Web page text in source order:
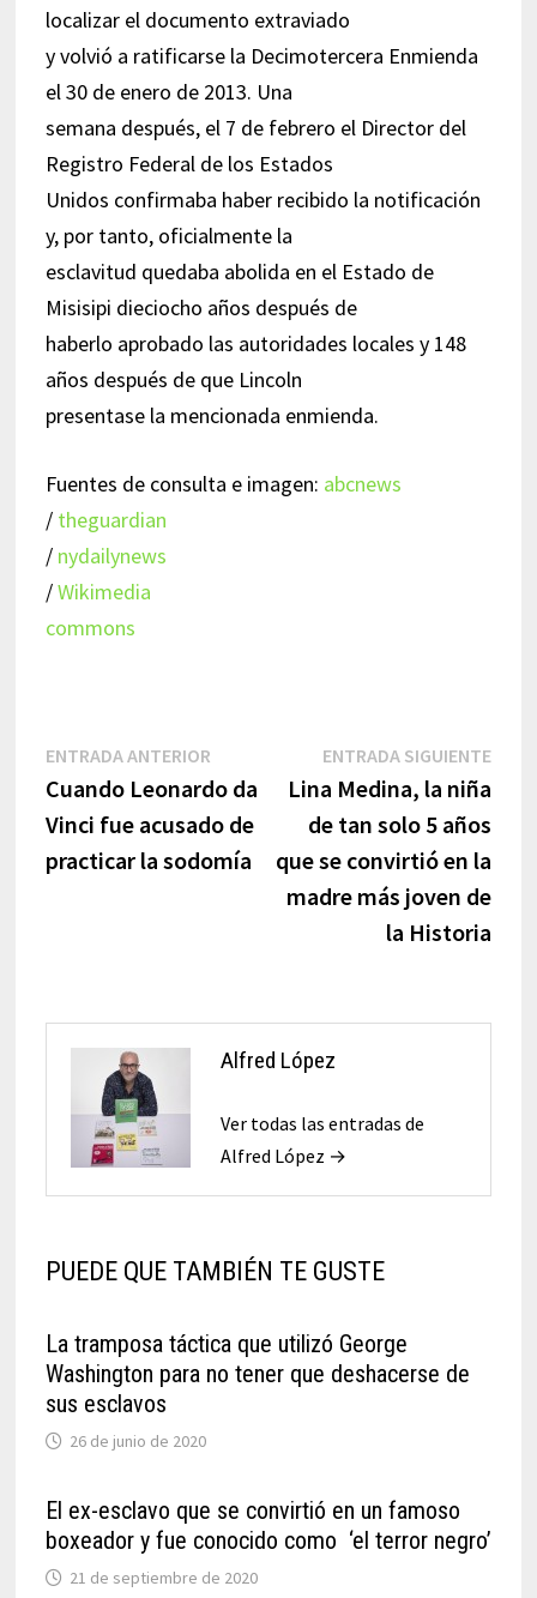
localizar el documento extraviado
y volvió a ratificarse la Decimotercera Enmienda
el 30 de enero de 2013. Una
semana después, el 7 de febrero el Director del
Registro Federal de los Estados
Unidos confirmaba haber recibido la notificación
y, por tanto, oficialmente la
esclavitud quedaba abolida en el Estado de
Misisipi dieciocho años después de
haberlo aprobado las autoridades locales y 148
años después de que Lincoln
presentase la mencionada enmienda.
Fuentes de consulta e imagen: abcnews
/ theguardian
/ nydailynews
/Wikimedia
commons
Navegación
de
entradas
ENTRADA ANTERIOREntrada
anterior:
Cuando Leonardo da
Vinci fue acusado de
practicar la sodomía
ENTRADA SIGUIENTE
Lina Medina, la niña
de tan solo 5 años
que se convirtió en la
madre más joven de
la Historia
Alfred López
Ver todas las entradas de
Alfred López →
PUEDE QUE TAMBIÉN TE GUSTE
La tramposa táctica que utilizó George
Washington para no tener que deshacerse de
sus esclavos
26 de junio de 2020
El ex-esclavo que se convirtió en un famoso
boxeador y fue conocido como ‘el terror negro’
21 de septiembre de 2020